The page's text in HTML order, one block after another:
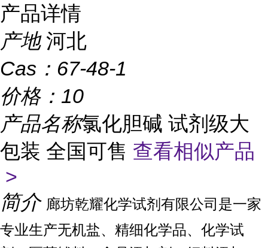
产品详情
产地 河北
Cas： 67-48-1
价格： 10
产品名称氯化胆碱 试剂级大
包装 全国可售 查看相似产品
>
简介 廊坊乾耀化学试剂有限公司是一家
专业生产无机盐、精细化学品、化学试